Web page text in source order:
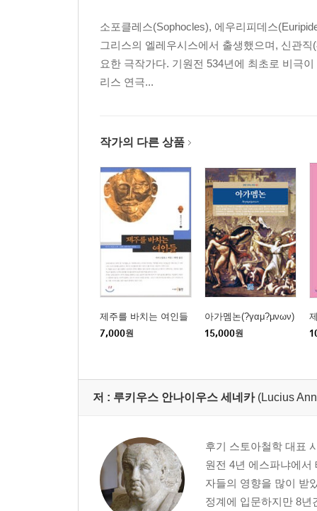
소포클레스(Sophocles), 에우리피데스
그리스의 엘레우시스에서 출생했으며, 신관
요한 극작가다. 기원전 534년에 최초로 비극
리스 연극...
작가의 다른 상품
제주를 바치는 여인들
7,000원
아가멤논(?γαμ?μνων)
15,000원
저 : 루키우스 안나이우스 세네카 (Lucius
후기 스토아철학 대표
원전 4년 에스파냐에
자들의 영향을 많이 받
정계에 입문하지만 8년